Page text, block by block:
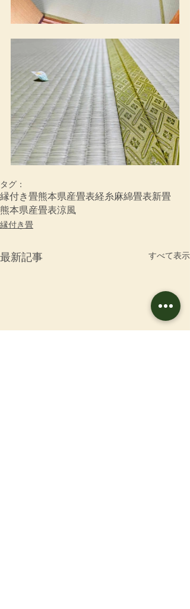
タグ：
縁付き畳熊本県産畳表経糸麻綿畳表新畳
熊本県産畳表涼風
縁付き畳
最新記事 すべて表示